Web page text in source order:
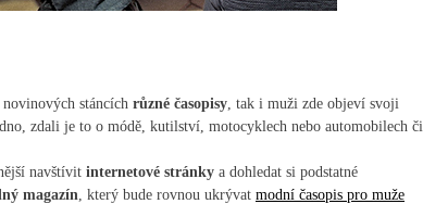
stáncích různé časopisy , tak i muži zde objeví svoji
zdali je to o módě, kutilství, motocyklech nebo automobilech či
navštívit internetové stránky a dohledat si podstatné
magazín , který bude rovnou ukrývat modní časopis pro muže